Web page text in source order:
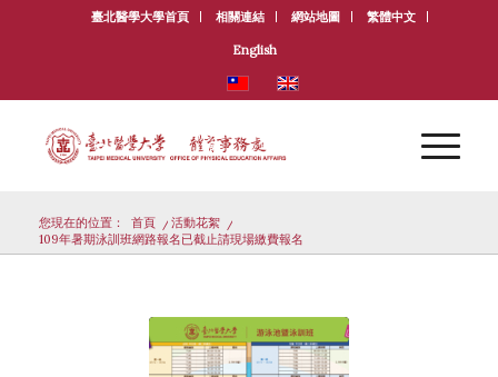
臺北醫學大學首頁 相關連結 網站地圖 繁體中文
English
您現在的位置： 首頁 / 活動花絮
/
109年暑期泳訓班網路報名已截止請現場繳費報名